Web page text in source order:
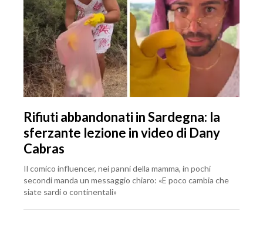
Rifiuti abbandonati in Sardegna: la
sferzante lezione in video di Dany
Cabras
Il comico influencer, nei panni della mamma, in pochi
secondi manda un messaggio chiaro: «E poco cambia che
siate sardi o continentali»